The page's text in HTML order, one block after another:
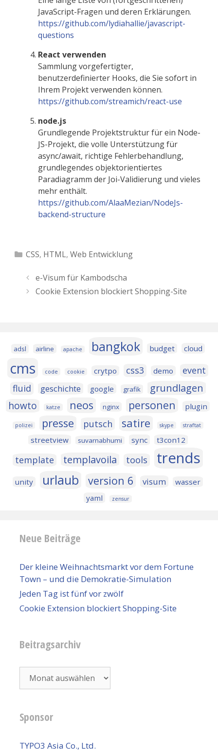
JavaScript-Fragen und deren Erklärungen.
https://github.com/lydiahallie/javascript-
questions
React verwenden
Sammlung vorgefertigter,
benutzerdefinierter Hooks, die Sie sofort in
Ihrem Projekt verwenden können.
https://github.com/streamich/react-use
node.js
Grundlegende Projektstruktur für ein Node-
JS-Projekt, die volle Unterstützung für
async/await, richtige Fehlerbehandlung,
grundlegendes objektorientiertes
Paradiagramm der Joi-Validierung und vieles
mehr enthält.
https://github.com/AlaaMezian/NodeJs-
backend-structure
Kategorien
CSS, HTML, Web Entwicklung
e-Visum für Kambodscha
Cookie Extension blockiert Shopping-Site
adsl airline apache bangkok budget cloud
cms code cookie crytpo css3 demo
event
fluid
geschichte google grafik grundlagen
howto katze neos nginx personen plugin
polizei presse putsch satire skype straftat
streetview suvarnabhumi sync t3con12
template templavoila tools trends
unity urlaub version 6 visum
wasser
yaml
zensur
Neue Beiträge
Der kleine Weihnachtsmarkt vor dem Fortune
Town – und die Demokratie-Simulation
Jeden Tag ist fünf vor zwölf
Cookie Extension blockiert Shopping-Site
Beitragsarchiv
Beitragsarchiv
Sponsor
TYPO3 Asia Co., Ltd.